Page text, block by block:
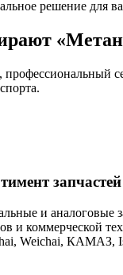
решение для
профессиональный
запчастей
и аналоговые
и коммерческой
Weichai, КАМАЗ,